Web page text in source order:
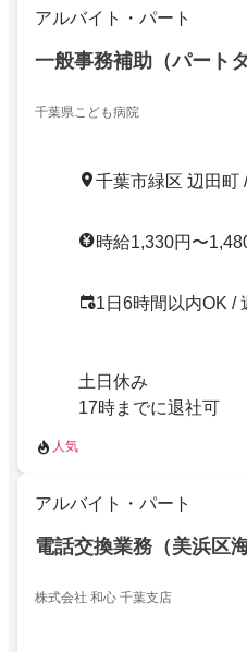
アルバイト・パート
一般事務補助（パート
千葉県こども病院
千葉市緑区 辺田町
時給1,330円〜
1日6時間以内OK /
土日休み
17時までに退社可
人気
アルバイト・パート
電話交換業務（美浜区
株式会社 和心 千葉支店